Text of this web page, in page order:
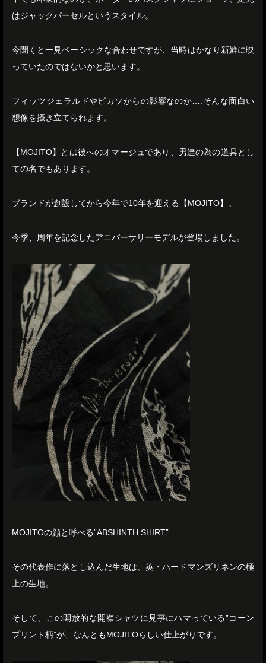
はジャックパーセルというスタイル。
今聞くと一見ベーシックな合わせですが、当時はかなり新鮮に映
っていたのではないかと思います。
フィッツジェラルドやピカソからの影響なのか….そんな面白い
想像を掻き立てられます。
【MOJITO】とは彼へのオマージュであり、男達の為の道具とし
ての名でもあります。
ブランドが創設してから今年で10年を迎える【MOJITO】。
今季、周年を記念したアニバーサリーモデルが登場しました。
MOJITOの顔と呼べる”ABSHINTH SHIRT”
その代表作に落とし込んだ生地は、英・ハードマンズリネンの極
上の生地。
そして、この開放的な開襟シャツに見事にハマっている”コーン
プリント柄”が、なんともMOJITOらしい仕上がりです。